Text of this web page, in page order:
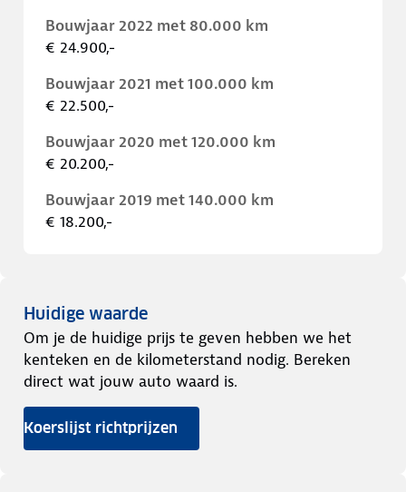
Bouwjaar 2022 met 80.000 km
€ 24.900,-
Bouwjaar 2021 met 100.000 km
€ 22.500,-
Bouwjaar 2020 met 120.000 km
€ 20.200,-
Bouwjaar 2019 met 140.000 km
€ 18.200,-
Huidige waarde
Om je de huidige prijs te geven hebben we het
kenteken en de kilometerstand nodig. Bereken
direct wat jouw auto waard is.
Koerslijst richtprijzen